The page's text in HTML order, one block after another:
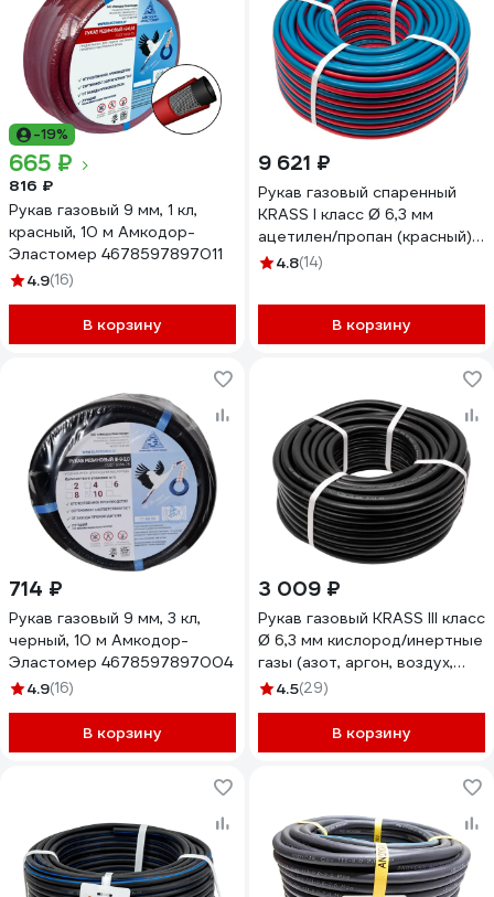
-19%
665 ₽
816 ₽
Рукав газовый 9 мм, 1 кл,
красный, 10 м Амкодор-
Эластомер 4678597897011
4.9(16)
В корзину
9 621 ₽
Рукав газовый спаренный
KRASS I класс Ø 6,3 мм
ацетилен/пропан (красный) /
III класс Ø 6,3 мм кислород
2931005SB
4.8(14)
В корзину
714 ₽
Рукав газовый 9 мм, 3 кл,
черный, 10 м Амкодор-
Эластомер 4678597897004
4.9(16)
В корзину
3 009 ₽
Рукав газовый KRASS III класс
Ø 6,3 мм кислород/инертные
газы (азот, аргон, воздух,
углекислый газ и т.д.)(
2921021SB
4.5(29)
В корзину